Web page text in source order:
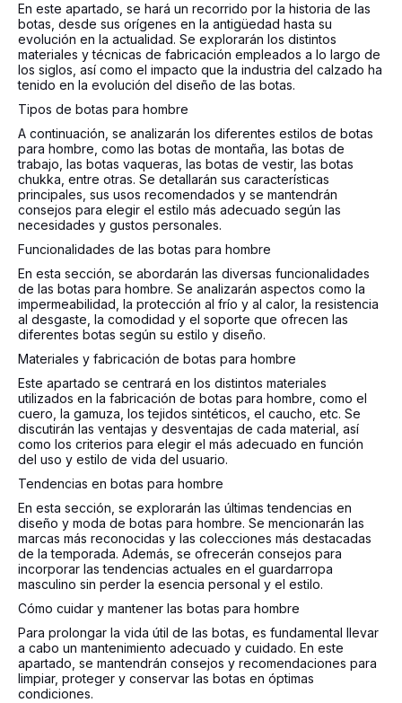
En este apartado, se hará un recorrido por la historia de las
botas, desde sus orígenes en la antigüedad hasta su
evolución en la actualidad. Se explorarán los distintos
materiales y técnicas de fabricación empleados a lo largo de
los siglos, así como el impacto que la industria del calzado ha
tenido en la evolución del diseño de las botas.
Tipos de botas para hombre
A continuación, se analizarán los diferentes estilos de botas
para hombre, como las botas de montaña, las botas de
trabajo, las botas vaqueras, las botas de vestir, las botas
chukka, entre otras. Se detallarán sus características
principales, sus usos recomendados y se mantendrán
consejos para elegir el estilo más adecuado según las
necesidades y gustos personales.
Funcionalidades de las botas para hombre
En esta sección, se abordarán las diversas funcionalidades
de las botas para hombre. Se analizarán aspectos como la
impermeabilidad, la protección al frío y al calor, la resistencia
al desgaste, la comodidad y el soporte que ofrecen las
diferentes botas según su estilo y diseño.
Materiales y fabricación de botas para hombre
Este apartado se centrará en los distintos materiales
utilizados en la fabricación de botas para hombre, como el
cuero, la gamuza, los tejidos sintéticos, el caucho, etc. Se
discutirán las ventajas y desventajas de cada material, así
como los criterios para elegir el más adecuado en función
del uso y estilo de vida del usuario.
Tendencias en botas para hombre
En esta sección, se explorarán las últimas tendencias en
diseño y moda de botas para hombre. Se mencionarán las
marcas más reconocidas y las colecciones más destacadas
de la temporada. Además, se ofrecerán consejos para
incorporar las tendencias actuales en el guardarropa
masculino sin perder la esencia personal y el estilo.
Cómo cuidar y mantener las botas para hombre
Para prolongar la vida útil de las botas, es fundamental llevar
a cabo un mantenimiento adecuado y cuidado. En este
apartado, se mantendrán consejos y recomendaciones para
limpiar, proteger y conservar las botas en óptimas
condiciones.